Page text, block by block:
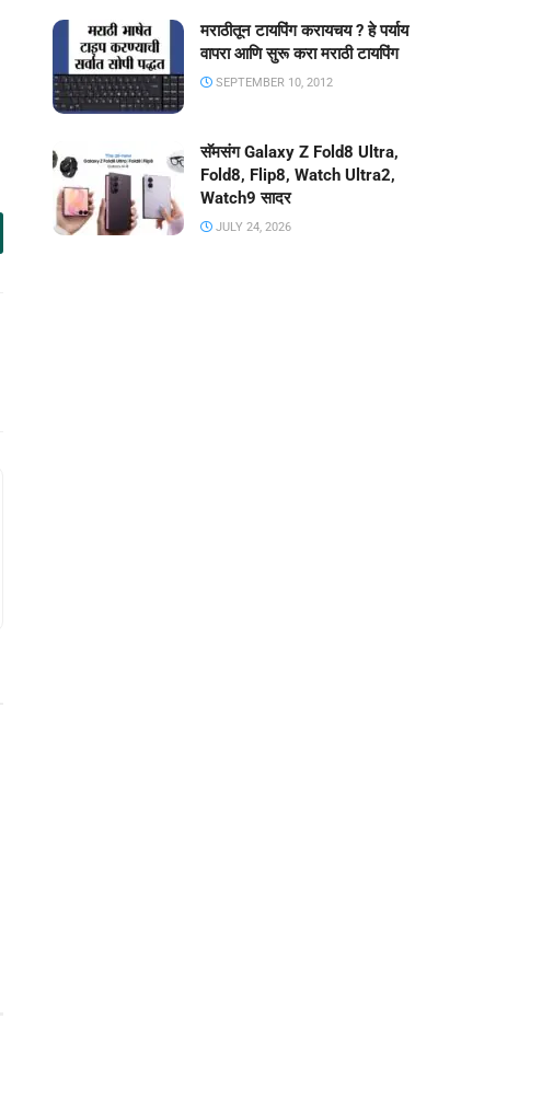
मराठीतून टायपिंग करायचय ? हे पर्याय
वापरा आणि सुरू करा मराठी टायपिंग
SEPTEMBER 10, 2012
सॅमसंग Galaxy Z Fold8 Ultra,
Fold8, Flip8, Watch Ultra2,
Watch9 सादर
JULY 24, 2026